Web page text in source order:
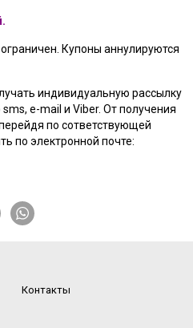
Купоны аннулируются
индивидуальную рассылку
e-mail и Viber. От получения
по сответствующей
по электронной почте:
Контакты